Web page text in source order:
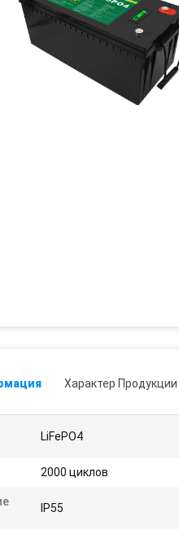
Характер Продукции
LiFePO4
2000 циклов
IP55